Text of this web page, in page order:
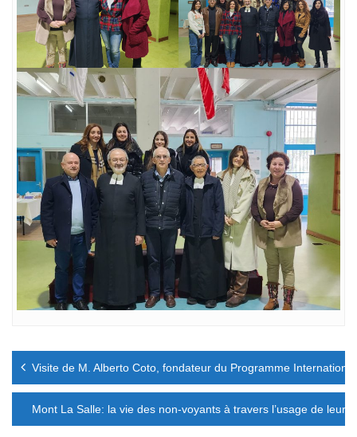
Navigation
l’article
Visite de M. Alberto Coto, fondateur du Programme
Mont La Salle: la vie des non-voyants à travers l’usage de leurs